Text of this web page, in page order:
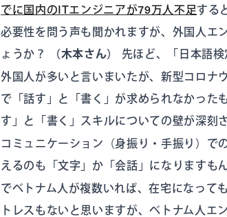
でに国内のITエンジニアが79万人不足する
必要性を問う声も聞かれますが、外国人エ
ょうか？
（木本さん）
先ほど、「日本語
外国人が多いと言いまいたが、新型コロナ
で「話す」と「書く」が求められなかった
す」と「書く」スキルについての壁が深刻
コミュニケーション（身振り・手振り）で
えるのも「文字」か「会話」になりますも
でベトナム人が複数いれば、在宅になって
トレスもないと思いますが、ベトナム人